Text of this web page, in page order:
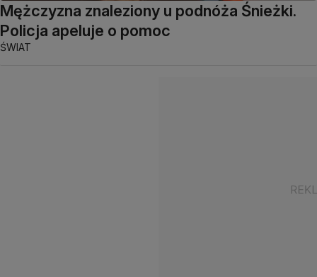
Mężczyzna znaleziony u podnóża Śnieżki.
Policja apeluje o pomoc
ŚWIAT